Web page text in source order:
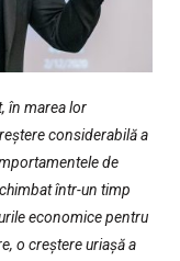
în marea lor
considerabilă a
de
într-un timp
economice pentru
o creștere uriașă a